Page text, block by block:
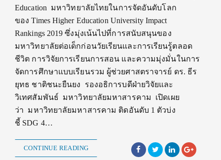
Education มหาวิทยาลัยไทยในการจัดอันดับโลก
ของ Times Higher Education University Impact
Rankings 2019 ซึ่งมุ่งเน้นไปที่การสนับสนุนของ
มหาวิทยาลัยต่อเด็กก่อนวัยเรียนและการเรียนรู้ตลอด
ชีวิต การวิจัยการเรียนการสอน และความมุ่งมั่นในการ
จัดการศึกษาแบบเรียนรวม ผู้ช่วยศาสตราจารย์ ดร. ธีร
ยุทธ ชาติชนะยืนยง รองอธิการบดีฝ่ายวิจัยและ
วิเทศสัมพันธ์ มหาวิทยาลัยมหาสารคาม เปิดเผย
ว่า มหาวิทยาลัยมหาสารคาม ติดอันดับ 1 ตัวบ่ง
ชี้ SDG 4…
CONTINUE READING